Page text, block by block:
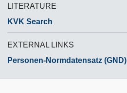
LITERATURE
KVK Search
EXTERNAL LINKS
Personen-Normdatensatz (GND)